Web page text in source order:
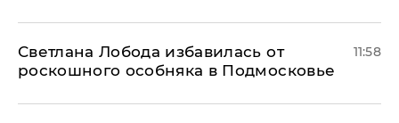
Светлана Лобода избавилась от
роскошного особняка в Подмосковье
11:58